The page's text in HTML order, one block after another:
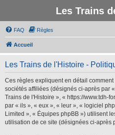
Les Trains
FAQ Règles
Accueil
Les Trains de l'Histoire -
Ces règles expliquent en détail
sociétés affiliées (désignés ci-après par
Trains de l'Histoire », « https://www.tdh-
par « ils », « eux », « leur », « logiciel
Limited », « Équipes phpBB ») utilisent
utilisation de ce site (désignées ci-après